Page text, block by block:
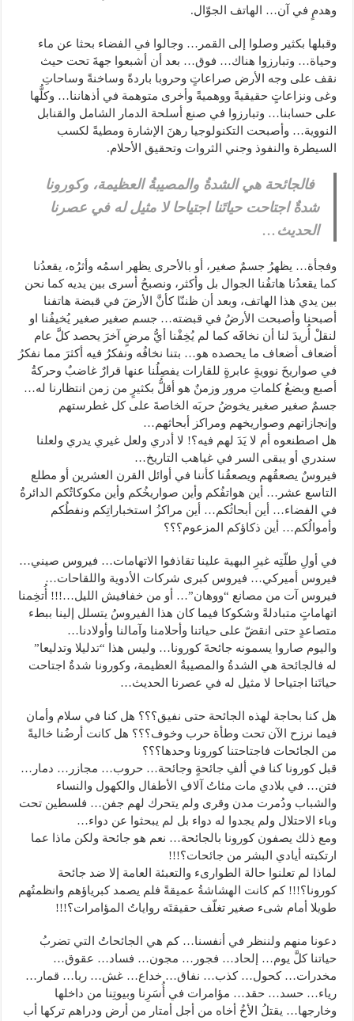
وهدمٍ في آن… الهاتف الجوّال.
وقبلها بكثير وصلوا إلى القمر… وجالوا في الفضاء بحثا عن ماء
وحياة… وتبارزوا هناك… فوق… بعد أن أشبعوا جهةَ تحت حيث
نقف على وجه الأرض صراعاتٍ وحروبا باردةً وساخنةً وساحاتِ
وغى ونزاعاتٍ حقيقيةً ووهميةً وأخرى متوهمة في أذهاننا… وكلُّها
على حسابنا… وتبارزوا في صنع أسلحة الدمار الشامل والقنابل
النووية… وأصبحت التكنولوجيا رهنَ الإشارة ومطيةً لكسب
السيطرة والنفوذ وجني الثروات وتحقيق الأحلام.
فالجائحة هي الشدةُ والمصيبةُ العظيمة، وكورونا
شدةٌ اجتاحت حياتَنا اجتياحا لا مثيل له في عصرنا
الحديث…
وفجأة… يظهرُ جسمٌ صغير، أو بالأحرى يظهر اسمُه وأثرُه، يقعدُنا
كما يقعدُنا هاتفُنا الجوال بل وأكثر، ونصبحُ أسرى بين يديه كما نحن
بين يدي هذا الهاتف، وبعد أن ظننّا كأنَّ الأرضَ في قبضة هاتفنا
أصبحنا وأصبحت الأرضُ في قبضته… جسم صغير صغير يُخيفُنا او
لنقلْ أُريدَ لنا أن نخافَه كما لم يُخِفْنا أيُّ مرضٍ آخرَ يحصد كلَّ عام
أضعاف أضعاف ما يحصده هو… بتنا نخافُه ونفكرُ فيه أكثرَ مما نفكرُ
في صواريخَ نوويةٍ عابرةٍ للقارات يفصِلُنا عنها قرارٌ غاضبٌ وحركةُ
أصبع وبضعُ كلماتِ مرور وزمنٌ هو أقلُّ بكثيرٍ من زمن انتظارنا له…
جسمٌ صغير صغير يخوضُ حربَه الخاصةَ على كل غطرستهم
وإنجازاتهم وصواريخهم ومراكز أبحاثهم…
هل اصطنعوه أم لا يَدَ لهم فيه؟! لا أدري ولعل غيري يدري ولعلنا
سندري أو يبقى السر في غياهب التاريخ…
فيروسٌ يصعقُهم ويصعقُنا كأننا في أوائل القرن العشرين أو مطلع
التاسع عشر… أين هواتفُكم وأين صواريخُكم وأين مكوكاتُكم الدائرةُ
في الفضاء… أين أبحاثُكم… أين مراكزُ استخباراتِكم ونفطُكم
وأموالُكم… أين ذكاؤكم المزعوم؟؟؟
في أولِ طلّتِه غيرِ البهية علينا تقاذفوا الاتهامات… فيروس صيني…
فيروس أميركي… فيروس كبرى شركات الأدوية واللقاحات…
فيروس آت من مصانع “ووهان”… أو من خفافيش الليل…!!! أُتخِمنا
اتهاماتٍ متبادلةً وشكوكا فيما كان هذا الفيروسُ يتسلل إلينا ببطء
متصاعدٍ حتى انقضّ على حياتنا وأحلامنا وآمالنا وأولادنا…
واليوم صاروا يسمونه جائحةَ كورونا… وليس هذا “تدليلا وتدليعا”
له فالجائحة هي الشدةُ والمصيبةُ العظيمة، وكورونا شدةٌ اجتاحت
حياتَنا اجتياحا لا مثيل له في عصرنا الحديث…
هل كنا بحاجة لهذه الجائحة حتى نفيق؟؟؟ هل كنا في سلام وأمان
فيما نرزح الآن تحت وطأة حرب وخوف؟؟؟ هل كانت أرضُنا خاليةً
من الجائحات فاجتاحتنا كورونا وحدها؟؟؟
قبل كورونا كنا في ألفِ جائحةٍ وجائحة… حروب… مجازر… دمار…
فتن… في بلادي مات مئاتُ آلافِ الأطفال والكهول والنساء
والشباب ودُمرت مدن وقرى ولم يتحرك لهم جفن… فلسطين تحت
وباء الاحتلال ولم يجدوا له دواء بل لم يبحثوا عن دواء…
ومع ذلك يصفون كورونا بالجائحة… نعم هو جائحة ولكن ماذا عما
ارتكبته أيادي البشر من جائحات؟!!!
لماذا لم تعلنوا حالة الطوارىء والتعبئة العامة إلا ضد جائحة
كورونا؟!!! كم كانت الهشاشةُ عميقةً فلم يصمد كبرياؤهم وانظمتُهم
طويلا أمام شىء صغير تغلّف حقيقتَه رواياتُ المؤامرات؟!!!
دعونا منهم ولننظر في أنفسنا… كم هي الجائحاتُ التي تضربُ
حياتنا كلَّ يوم… إلحاد… فجور… مجون… فساد… عقوق…
مخدرات… كحول… كذب… نفاق… خداع… غش… ربا… قمار…
رياء… حسد… حقد… مؤامرات في أُسَرِنا وبيوتِنا من داخلها
وخارجها… يقتلُ الأخُ أخاه من أجل أمتار من أرض ودراهم تركها أب